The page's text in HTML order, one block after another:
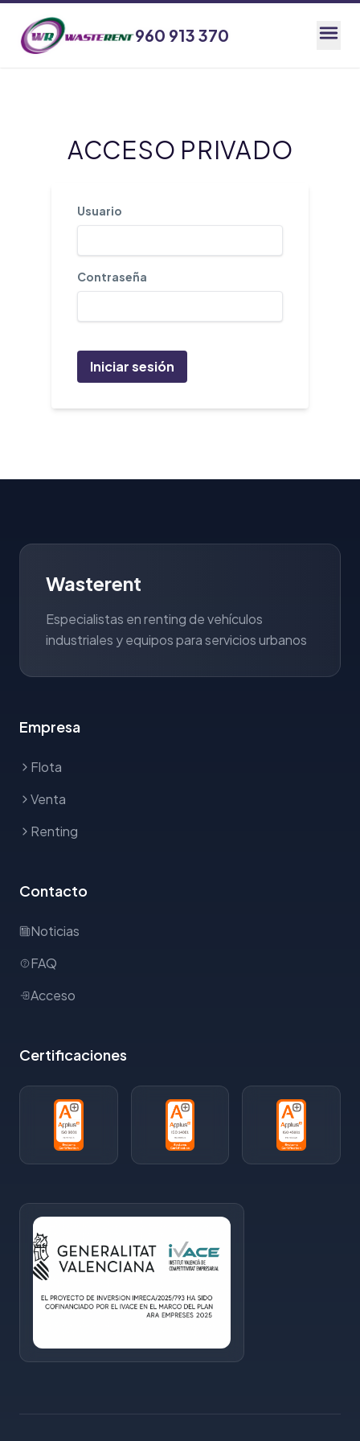
960 913 370
960 913 370
ACCESO PRIVADO
Usuario
Contraseña
Iniciar sesión
Wasterent
Especialistas en renting de vehículos
industriales y equipos para servicios urbanos
Empresa
Flota
Venta
Renting
Contacto
Noticias
FAQ
Acceso
Certificaciones